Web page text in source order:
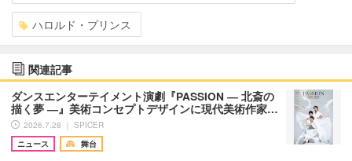
ハロルド・プリンス
関連記事
ダンスエンターテイメント演劇『PASSION ― 北斎の
描く夢 ―』美術コンセプトデザインに現代美術作家…
2026.7.28 ｜ SPICER
ニュース
舞台